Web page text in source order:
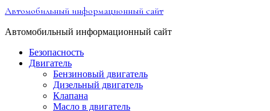
Перейти
содержимому
Автомобильный информационный сайт
Автомобильный информационный сайт
Безопасность
Двигатель
Бензиновый двигатель
Дизельный двигатель
Клапана
Масло в двигатель